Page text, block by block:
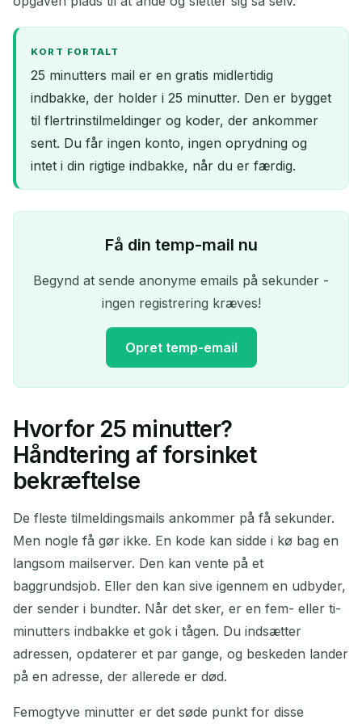
KORT FORTALT
25 minutters mail er en gratis midlertidig
indbakke, der holder i 25 minutter. Den er bygget
til flertrinstilmeldinger og koder, der ankommer
sent. Du får ingen konto, ingen oprydning og
intet i din rigtige indbakke, når du er færdig.
Få din temp-mail nu
Begynd at sende anonyme emails på sekunder -
ingen registrering kræves!
Opret temp-email
Din midlertidige
emailadresse:
Slet valgte Skift email Opdater
Næste opdatering om15
Hvorfor 25 minutter?
Håndtering af forsinket
bekræftelse
De fleste tilmeldingsmails ankommer på få sekunder.
Men nogle få gør ikke. En kode kan sidde i kø bag en
langsom mailserver. Den kan vente på et
baggrundsjob. Eller den kan sive igennem en udbyder,
der sender i bundter. Når det sker, er en fem- eller ti-
minutters indbakke et gok i tågen. Du indsætter
adressen, opdaterer et par gange, og beskeden lander
på en adresse, der allerede er død.
Femogtyve minutter er det søde punkt for disse